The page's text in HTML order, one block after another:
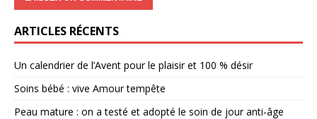
ARTICLES RÉCENTS
Un calendrier de l’Avent pour le plaisir et 100 % désir
Soins bébé : vive Amour tempête
Peau mature : on a testé et adopté le soin de jour anti-âge